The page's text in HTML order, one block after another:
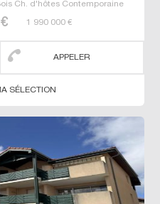
Ch. d'hôtes Contemporaine
1 990 000 €
APPELER
SÉLECTION